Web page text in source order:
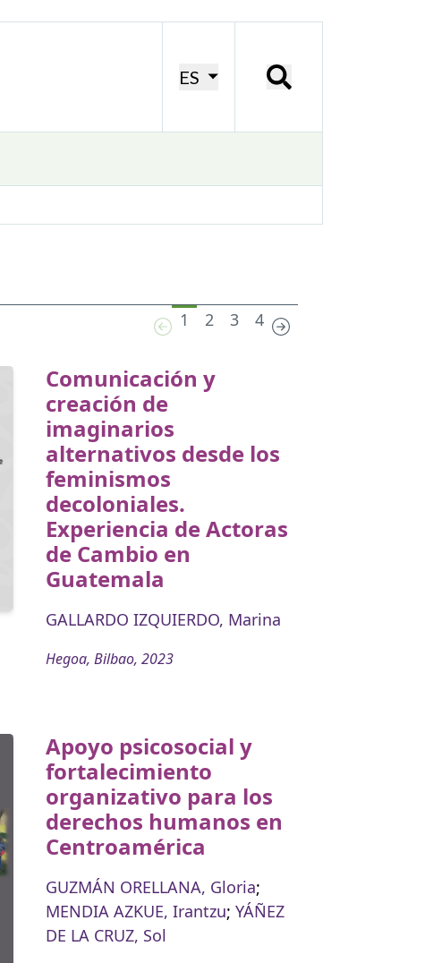
ES
1 2 3 4
Comunicación y
creación de
imaginarios
alternativos desde los
feminismos
decoloniales.
Experiencia de Actoras
de Cambio en
Guatemala
GALLARDO IZQUIERDO, Marina
Hegoa, Bilbao, 2023
Apoyo psicosocial y
fortalecimiento
organizativo para los
derechos humanos en
Centroamérica
GUZMÁN ORELLANA, Gloria;
MENDIA AZKUE, Irantzu; YÁÑEZ
DE LA CRUZ, Sol